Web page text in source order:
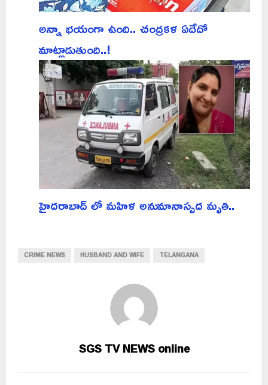
అన్నా భయంగా ఉంది.. చంద్రకళ ఏదేదో
మాట్లాడుతుంది..!
హైదరాబాద్ లో మహిళ అనుమానాస్పద మృతి..
CRIME NEWS HUSBAND AND WIFE TELANGANA
SGS TV NEWS online